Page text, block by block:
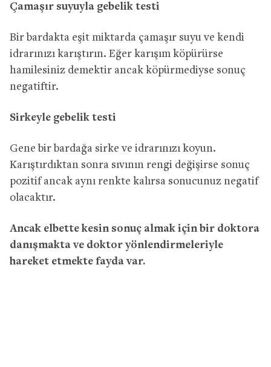
Çamaşır suyuyla gebelik testi
Bir bardakta eşit miktarda çamaşır suyu ve kendi
idrarınızı karıştırın. Eğer karışım köpürürse
hamilesiniz demektir ancak köpürmediyse sonuç
negatiftir.
Sirkeyle gebelik testi
Gene bir bardağa sirke ve idrarınızı koyun.
Karıştırdıktan sonra sıvının rengi değişirse sonuç
pozitif ancak aynı renkte kalırsa sonucunuz negatif
olacaktır.
Ancak elbette kesin sonuç almak için bir doktora
danışmakta ve doktor yönlendirmeleriyle
hareket etmekte fayda var.